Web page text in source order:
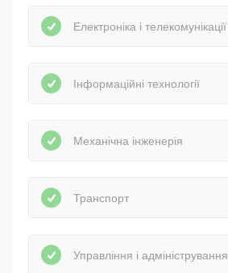
Електроніка і телекомунікації
Інформаційні технології
Механічна інженерія
Транспорт
Управління і адміністрування